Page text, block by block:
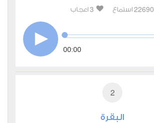
22690 استماع 3 اعجاب
00:00
2
البقرة